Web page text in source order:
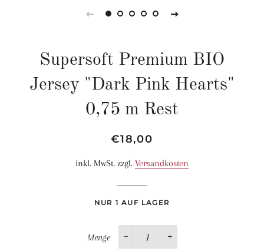
Supersoft Premium BIO
Jersey "Dark Pink Hearts"
0,75 m Rest
Normaler
Sonderpreis
€18,00
inkl. MwSt. zzgl. Versandkosten
NUR 1 AUF LAGER
Menge